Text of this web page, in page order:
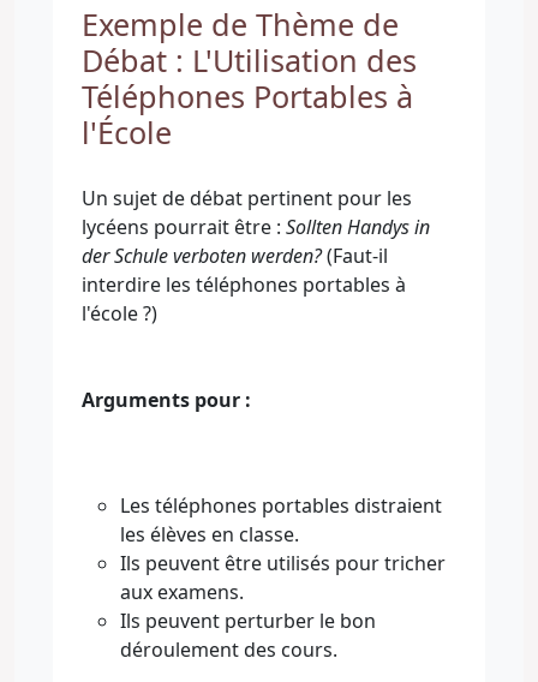
Exemple de Thème de
Débat : L'Utilisation des
Téléphones Portables à
l'École
Un sujet de débat pertinent pour les
lycéens pourrait être : Sollten Handys in
der Schule verboten werden?(Faut-il
interdire les téléphones portables à
l'école ?)
Arguments pour :
Les téléphones portables distraient
les élèves en classe.
Ils peuvent être utilisés pour tricher
aux examens.
Ils peuvent perturber le bon
déroulement des cours.